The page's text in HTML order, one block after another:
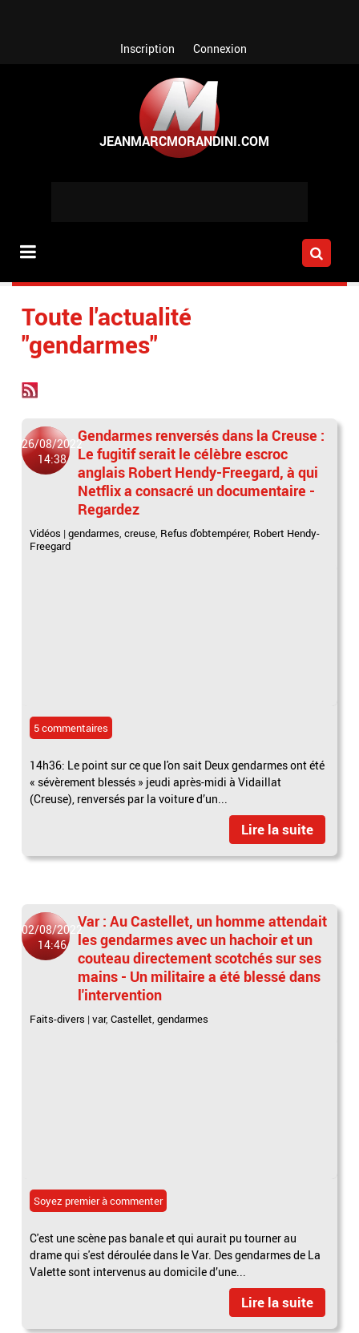
Inscription Connexion
Toute l'actualité
"gendarmes"
26/08/2022
14:38
Gendarmes renversés dans la Creuse :
Le fugitif serait le célèbre escroc
anglais Robert Hendy-Freegard, à qui
Netflix a consacré un documentaire -
Regardez
Vidéos |gendarmes,creuse, Refus d'obtempérer, Robert Hendy-
Freegard
5 commentaires
14h36: Le point sur ce que l'on sait Deux gendarmes ont été
« sévèrement blessés » jeudi après-midi à Vidaillat
(Creuse), renversés par la voiture d’un...
Lire la suite
02/08/2022
14:46
Var : Au Castellet, un homme attendait
les gendarmes avec un hachoir et un
couteau directement scotchés sur ses
mains - Un militaire a été blessé dans
l'intervention
Faits-divers |var,Castellet,gendarmes
Soyez premier à commenter
C'est une scène pas banale et qui aurait pu tourner au
drame qui s'est déroulée dans le Var. Des gendarmes de La
Valette sont intervenus au domicile d’une...
Lire la suite